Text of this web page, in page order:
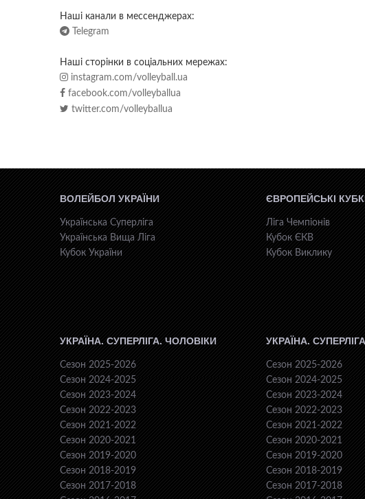
Наші канали в мессенджерах:
Telegram
Наші сторінки в соціальних мережах:
instagram.com/volleyball.ua
facebook.com/volleyballua
twitter.com/volleyballua
ВОЛЕЙБОЛ УКРАЇНИ
Українська Суперліга
Українська Вища Ліга
Кубок України
ЄВРОПЕЙСЬКІ
Ліга Чемпіонів
Кубок ЄКВ
Кубок Виклику
УКРАЇНА. СУПЕРЛІГА. ЧОЛОВІКИ
Сезон 2025-2026
Сезон 2024-2025
Сезон 2023-2024
Сезон 2022-2023
Сезон 2021-2022
Сезон 2020-2021
Сезон 2019-2020
Сезон 2018-2019
Сезон 2017-2018
УКРАЇНА.
Сезон 2025-2026
Сезон 2024-2025
Сезон 2023-2024
Сезон 2022-2023
Сезон 2021-2022
Сезон 2020-2021
Сезон 2019-2020
Сезон 2018-2019
Сезон 2017-2018